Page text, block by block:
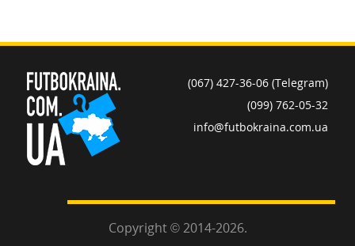
(067) 427-36-06 (Telegram)
(099) 762-05-32
info@futbokraina.com.ua
Copyright © 2014-2026.